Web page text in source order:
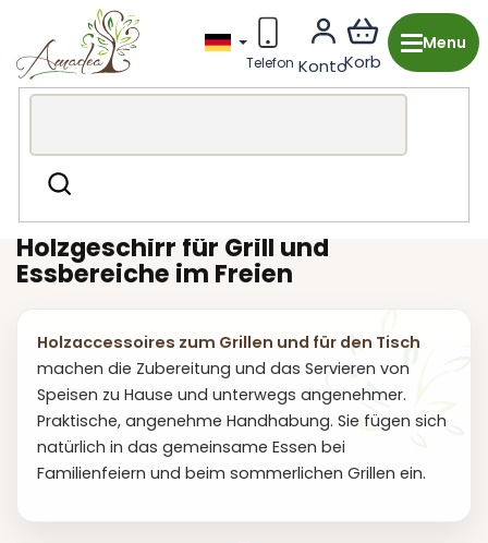
springen
Suchen
Holzproduktion aus Tschechien
und Essen
Holzgeschirr für Grill und
Essbereiche im Freien
Holzaccessoires zum Grillen und für den Tisch
machen die Zubereitung und das Servieren von
Speisen zu Hause und unterwegs angenehmer.
Praktische, angenehme Handhabung. Sie fügen sich
natürlich in das gemeinsame Essen bei
Familienfeiern und beim sommerlichen Grillen ein.